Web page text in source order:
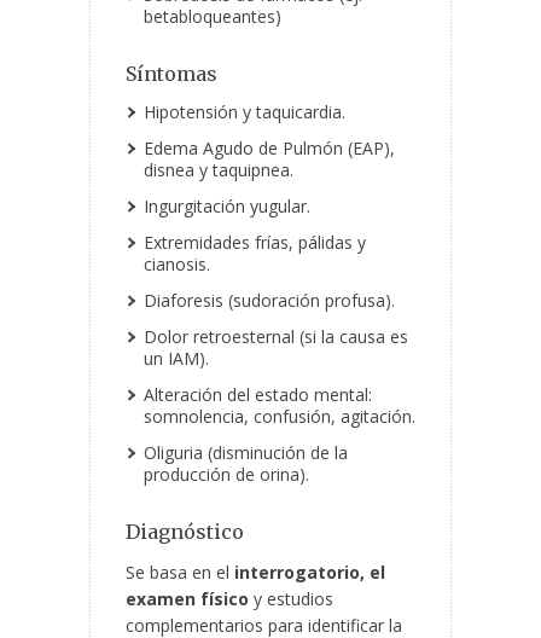
betabloqueantes)
Síntomas
Hipotensión y taquicardia.
Edema Agudo de Pulmón (EAP),
disnea y taquipnea.
Ingurgitación yugular.
Extremidades frías, pálidas y
cianosis.
Diaforesis (sudoración profusa).
Dolor retroesternal (si la causa es
un IAM).
Alteración del estado mental:
somnolencia, confusión, agitación.
Oliguria (disminución de la
producción de orina).
Diagnóstico
Se basa en el interrogatorio, el
examen físico y estudios
complementarios para identificar la